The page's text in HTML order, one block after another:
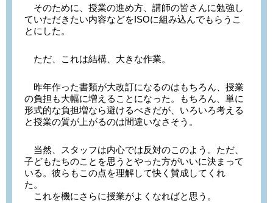
そのために、授業の進め方、講師の皆さんに勉強し
ていただきたい内容などをISOに組み込んでもらうこ
とにした。
ただ、これは結構、大きな作業。
昨年作った書類が大改訂になるのはもちろん、授業
の負担も大幅に増えることになった。もちろん、単に
形式的な負担増なら避けるべきだが、いろいろ考える
と授業の質が上がるのは間違いなさそう。
当然、スタッフは内心では反対のこのよう。ただ、
子どもたちのことを思うとやった方がいいに決まって
いる。彼らもこの点を理解して快く賛成してくれ
た。
これを機にさらに授業がよくなればと思う。